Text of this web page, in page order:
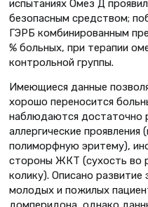
испытаниях Омез Д
безопасным средством;
ГЭРБ комбинированным
% больных, при терапии
контрольной группы.
Имеющиеся данные
хорошо переносится
наблюдаются достаточно
аллергические
полиморфную эритему),
стороны ЖКТ (сухость во
колику). Описано
молодых и пожилых